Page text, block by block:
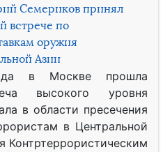
Семериков принял
встрече по
оружия
Азии
в Москве прошла
высокого уровня
в области пресечения
в Центральной
Контртеррористическим